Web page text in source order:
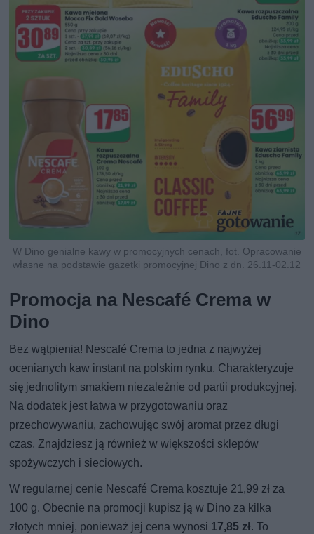
W Dino genialne kawy w promocyjnych cenach, fot. Opracowanie
własne na podstawie gazetki promocyjnej Dino z dn. 26.11-02.12
Promocja na Nescafé Crema w
Dino
Bez wątpienia! Nescafé Crema to jedna z najwyżej
ocenianych kaw instant na polskim rynku. Charakteryzuje
się jednolitym smakiem niezależnie od partii produkcyjnej.
Na dodatek jest łatwa w przygotowaniu oraz
przechowywaniu, zachowując swój aromat przez długi
czas. Znajdziesz ją również w większości sklepów
spożywczych i sieciowych.
W regularnej cenie Nescafé Crema kosztuje 21,99 zł za
100 g. Obecnie na promocji kupisz ją w Dino za kilka
złotych mniej, ponieważ jej cena wynosi 17,85 zł. To